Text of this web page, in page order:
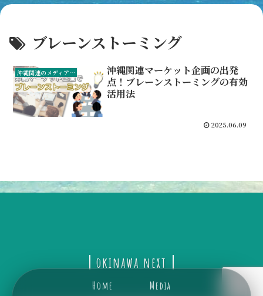
Home Media
ブレーンストーミング
沖縄関連のメディア・マーケティング担当者
沖縄関連マーケット企画の出発
点！ブレーンストーミングの有効
活用法
2025.06.09
okinawa next